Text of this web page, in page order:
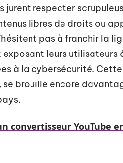
jurent respecter
libres de droits ou
pas à franchir la
exposant leurs utilisateurs
à la cybersécurité.
brouille encore
convertisseur YouTube